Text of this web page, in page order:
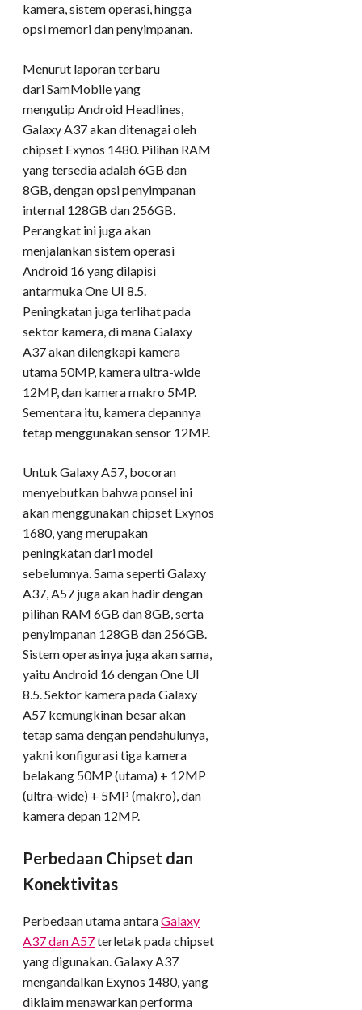
kamera, sistem operasi, hingga
opsi memori dan penyimpanan.
Menurut laporan terbaru
dari SamMobile yang
mengutip Android Headlines,
Galaxy A37 akan ditenagai oleh
chipset Exynos 1480. Pilihan RAM
yang tersedia adalah 6GB dan
8GB, dengan opsi penyimpanan
internal 128GB dan 256GB.
Perangkat ini juga akan
menjalankan sistem operasi
Android 16 yang dilapisi
antarmuka One UI 8.5.
Peningkatan juga terlihat pada
sektor kamera, di mana Galaxy
A37 akan dilengkapi kamera
utama 50MP, kamera ultra-wide
12MP, dan kamera makro 5MP.
Sementara itu, kamera depannya
tetap menggunakan sensor 12MP.
Untuk Galaxy A57, bocoran
menyebutkan bahwa ponsel ini
akan menggunakan chipset Exynos
1680, yang merupakan
peningkatan dari model
sebelumnya. Sama seperti Galaxy
A37, A57 juga akan hadir dengan
pilihan RAM 6GB dan 8GB, serta
penyimpanan 128GB dan 256GB.
Sistem operasinya juga akan sama,
yaitu Android 16 dengan One UI
8.5. Sektor kamera pada Galaxy
A57 kemungkinan besar akan
tetap sama dengan pendahulunya,
yakni konfigurasi tiga kamera
belakang 50MP (utama) + 12MP
(ultra-wide) + 5MP (makro), dan
kamera depan 12MP.
Perbedaan Chipset dan
Konektivitas
Perbedaan utama antaraGalaxy
A37 dan A57terletak pada chipset
yang digunakan. Galaxy A37
mengandalkan Exynos 1480, yang
diklaim menawarkan performa